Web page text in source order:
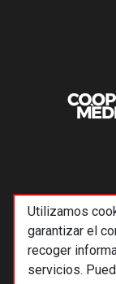
Utilizamos
garantizar el
recoger
servicios.